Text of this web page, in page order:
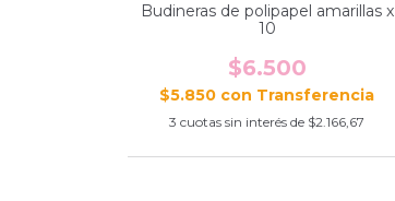
Budineras de polipapel amarillas x
10
$6.500
$5.850 con
3 cuotas sin interés de $2.166,67